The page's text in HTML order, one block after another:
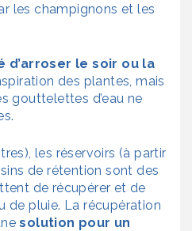
les champignons et les
d’arroser le soir ou la
des plantes, mais
gouttelettes d’eau ne
les réservoirs (à partir
de rétention sont des
de récupérer et de
de pluie. La récupération
solution pour un